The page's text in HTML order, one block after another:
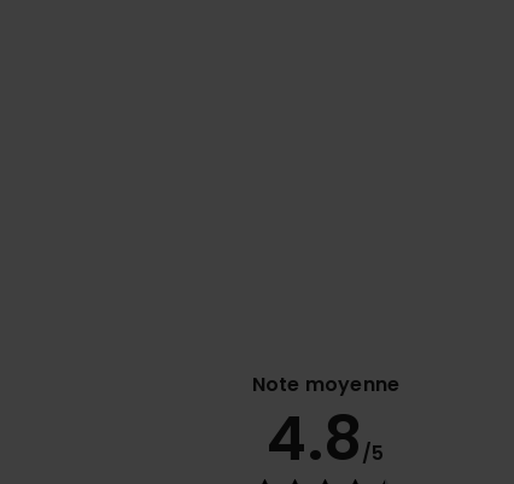
Note moyenne
4.8/5